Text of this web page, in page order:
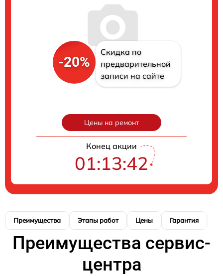
-20%
Скидка по
предварительной
записи на сайте
Цены на ремонт
Конец акции
01:13:41
Преимущества Этапы работ Цены Гарантия
Преимущества сервис-
центра